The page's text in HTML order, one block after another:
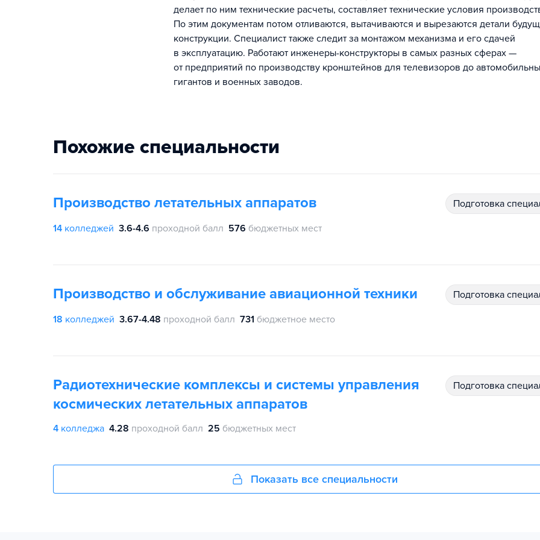
делает по ним технические расчеты, составляет технические условия
По этим документам потом отливаются, вытачиваются и вырезаются детали
конструкции. Специалист также следит за монтажом механизма и его сдачей
в эксплуатацию. Работают инженеры-конструкторы в самых разных сферах —
от предприятий по производству кронштейнов для телевизоров до
гигантов и военных заводов.
Похожие специальности
Производство летательных аппаратов подготовка
14 колледжей 3.6-4.6 проходной балл 576 бюджетных мест
Производство и обслуживание авиационной техники подготовка
18 колледжей 3.67-4.48 проходной балл 731 бюджетное место
Радиотехнические комплексы и системы управления
космических летательных аппаратов
подготовка
4 колледжа 4.28 проходной балл 25 бюджетных мест
Показать все специальности